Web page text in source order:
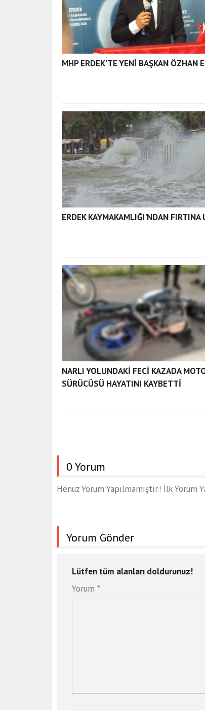
MHP ERDEK'TE YENİ BAŞKAN ÖZHAN
ERDEK KAYMAKAMLIĞI'NDAN FIRTINA
NARLI YOLUNDAKİ FECİ KAZADA
SÜRÜCÜSÜ HAYATINI KAYBETTİ
0 Yorum
Henüz Yorum Yapılmamıştır.! İlk Yorum
Yorum Gönder
Lütfen tüm alanları doldurunuz!
Yorum *